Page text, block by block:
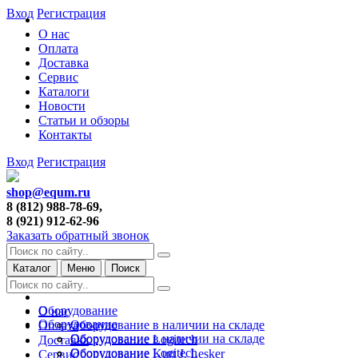
О нас
Оплата
Доставка
Сервис
Каталоги
Новости
Статьи и обзоры
Контакты
Вход Регистрация
Вход Регистрация
shop@equm.ru
8 (812) 988-78-69,
8 (921) 912-62-96
Заказать обратный звонок
Каталог Меню Поиск
О нас
Оплата
Доставка
Сервис
Оборудование
Оборудование в наличии на складе
Оборудование Logitech
Оборудование Kurt J. Lesker
Оборудование
Оборудование в наличии на складе
Оборудование Logitech